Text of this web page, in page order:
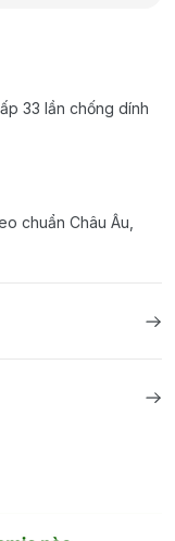
33 lần chống dính
chuẩn Châu Âu,